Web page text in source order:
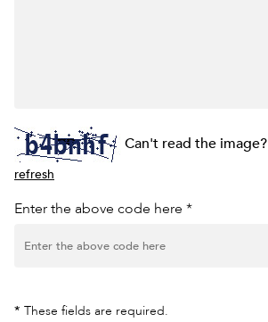
Can't read the image?
refresh
Enter the above code here *
* These fields are required.